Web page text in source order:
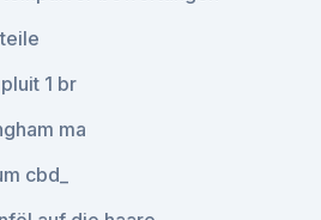
1 br
ma
cbd_